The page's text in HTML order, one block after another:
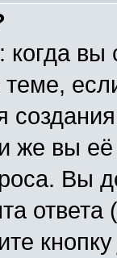
когда
же вы её
Вы
ответа